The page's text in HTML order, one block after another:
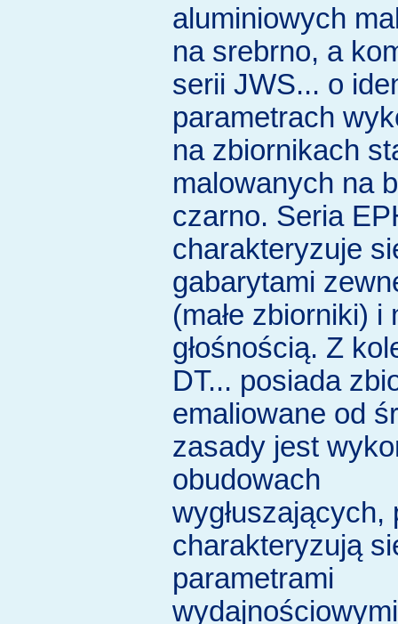
aluminiowych
na srebrno, a
serii JWS... o
parametrach
na zbiornikach
malowanych na
czarno. Seria
charakteryzuje
gabarytami
(małe zbiorniki) i
głośnością. Z
DT... posiada
emaliowane od
zasady jest
obudowach
wygłuszających,
charakteryzują
parametrami